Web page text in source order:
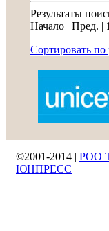
Результаты
Начало | Пред. |
Сортировать по
©2001-2014 | РОО
ЮНПРЕСС